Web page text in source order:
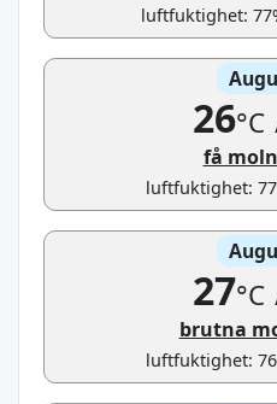
luftfuktighet:
26°C
få
luftfuktighet:
27°C
brutna
luftfuktighet: